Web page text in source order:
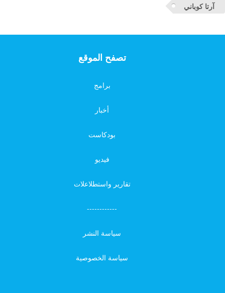
آرتا كوباني
تصفح الموقع
برامج
أخبار
بودكاست
فيديو
تقارير واستطلاعلات
------------
سياسة النشر
سياسة الخصوصية